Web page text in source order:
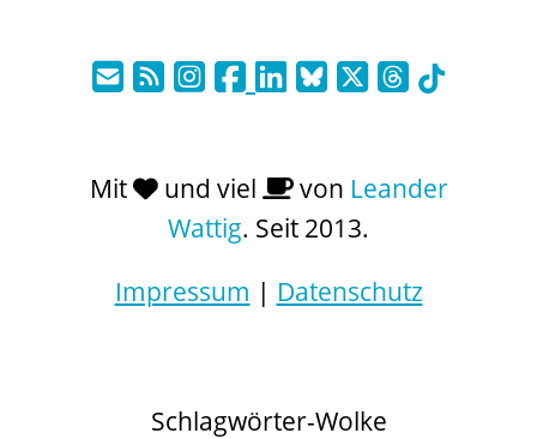
Mit und viel von Leander
Wattig. Seit 2013.
Impressum | Datenschutz
Schlagwörter-Wolke